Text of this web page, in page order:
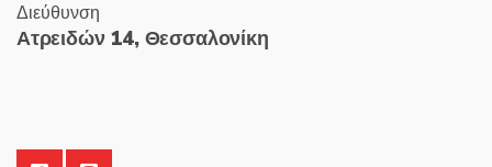
Διεύθυνση
Ατρειδών 14, Θεσσαλονίκη